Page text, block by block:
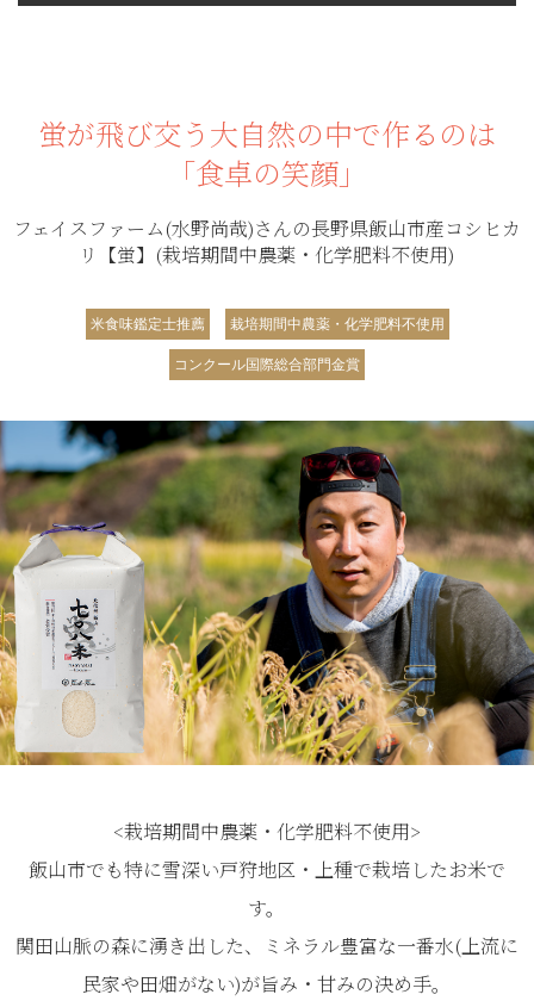
蛍が飛び交う大自然の中で作るのは
「食卓の笑顔」
フェイスファーム(水野尚哉)さんの長野県飯山市産コシヒカ
リ【蛍】(栽培期間中農薬・化学肥料不使用)
米食味鑑定士推薦 栽培期間中農薬・化学肥料不使用
コンクール国際総合部門金賞
<栽培期間中農薬・化学肥料不使用>
飯山市でも特に雪深い戸狩地区・上種で栽培したお米で
す。
関田山脈の森に湧き出した、ミネラル豊富な一番水(上流に
民家や田畑がない)が旨み・甘みの決め手。